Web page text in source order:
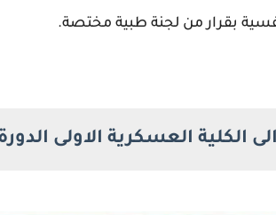
العسكرية الاولى الدورة